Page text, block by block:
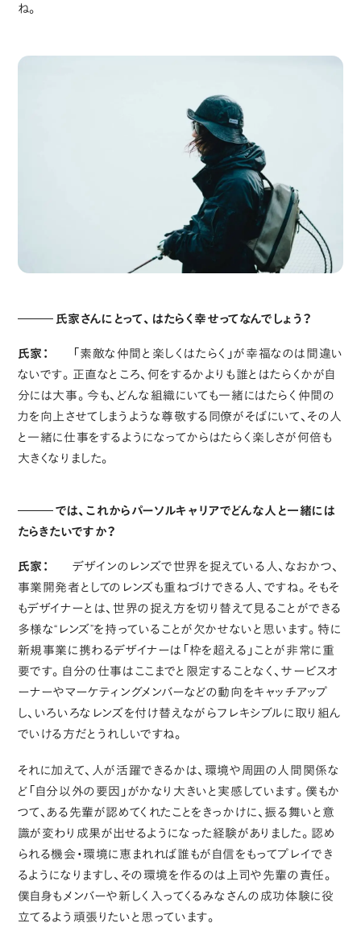
ね。
氏家さんにとって、はたらく幸せってなんでしょう？
氏家：
「素敵な仲間と楽しくはたらく」が幸福なのは間違い
ないです。正直なところ、何をするかよりも誰とはたらくかが自
分には大事。今も、どんな組織にいても一緒にはたらく仲間の
力を向上させてしまうような尊敬する同僚がそばにいて、その人
と一緒に仕事をするようになってからはたらく楽しさが何倍も
大きくなりました。
では、これからパーソルキャリアでどんな人と一緒には
たらきたいですか？
氏家：
デザインのレンズで世界を捉えている人、なおかつ、
事業開発者としてのレンズも重ねづけできる人、ですね。そもそ
もデザイナーとは、世界の捉え方を切り替えて見ることができる
多様な“レンズ”を持っていることが欠かせないと思います。特に
新規事業に携わるデザイナーは「枠を超える」ことが非常に重
要です。自分の仕事はここまでと限定することなく、サービスオ
ーナーやマーケティングメンバーなどの動向をキャッチアップ
し、いろいろなレンズを付け替えながらフレキシブルに取り組ん
でいける方だとうれしいですね。
それに加えて、人が活躍できるかは、環境や周囲の人間関係な
ど「自分以外の要因」がかなり大きいと実感しています。僕もか
つて、ある先輩が認めてくれたことをきっかけに、振る舞いと意
識が変わり成果が出せるようになった経験がありました。認め
られる機会・環境に恵まれれば誰もが自信をもってプレイでき
るようになりますし、その環境を作るのは上司や先輩の責任。
僕自身もメンバーや新しく入ってくるみなさんの成功体験に役
立てるよう頑張りたいと思っています。